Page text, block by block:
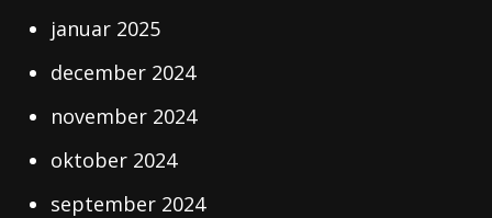
januar 2025
december 2024
november 2024
oktober 2024
september 2024